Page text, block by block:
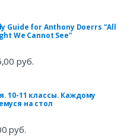
Guide for Anthony Doerrs "All
We Cannot See"
руб.
10-11 классы. Каждому
на стол
руб.